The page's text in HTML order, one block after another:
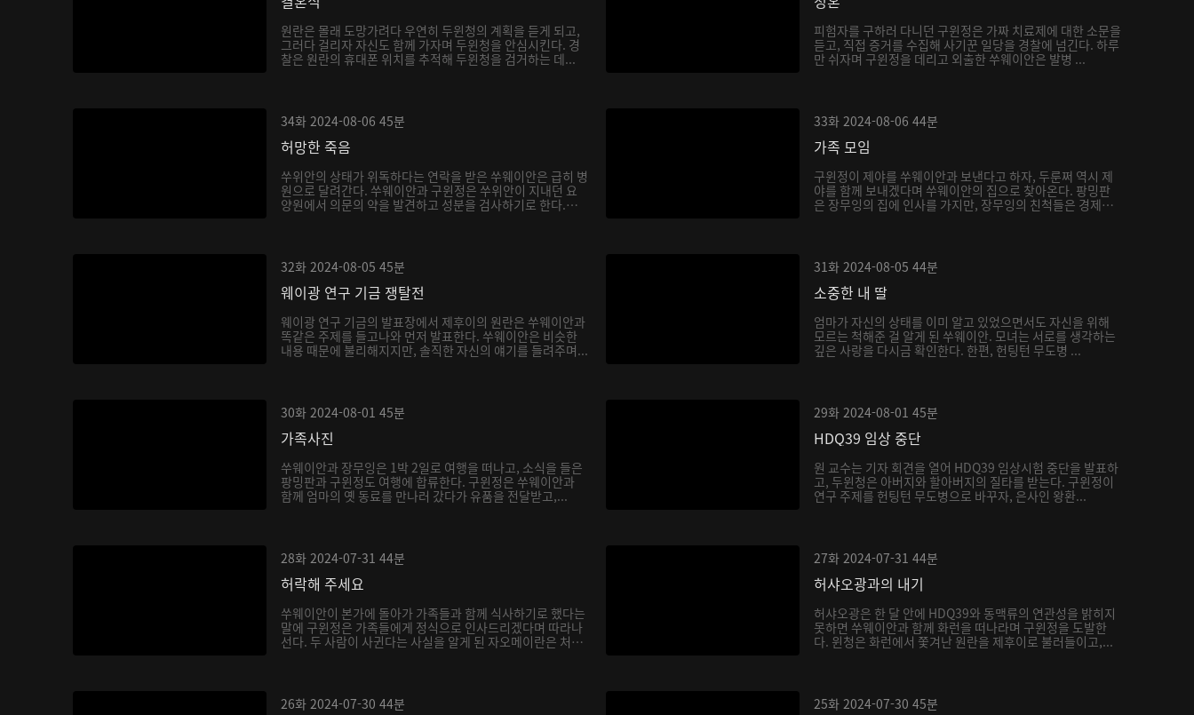
원란은 몰래 도망가려다 우연히 두윈청의 계획을 듣게 되고,
그러다 걸리자 자신도 함께 가자며 두윈청을 안심시킨다. 경
찰은 원란의 휴대폰 위치를 추적해 두윈청을 검거하는 데...
피험자를 구하러 다니던 구윈정은 가짜 치료제에 대한 소문을
듣고, 직접 증거를 수집해 사기꾼 일당을 경찰에 넘긴다. 하루
만 쉬자며 구윈정을 데리고 외출한 쑤웨이안은 발병 ...
34화 2024-08-06 45분
허망한 죽음
쑤위안의 상태가 위독하다는 연락을 받은 쑤웨이안은 급히 병
원으로 달려간다. 쑤웨이안과 구윈정은 쑤위안이 지내던 요
양원에서 의문의 약을 발견하고 성분을 검사하기로 한다.
33화 2024-08-06 44분
가족 모임
구윈정이 제야를 쑤웨이안과 보낸다고 하자, 두룬쩌 역시 제
야를 함께 보내겠다며 쑤웨이안의 집으로 찾아온다. 팡밍판
은 장무잉의 집에 인사를 가지만, 장무잉의 친척들은 경제
32화 2024-08-05 45분
웨이광 연구 기금 쟁탈전
웨이광 연구 기금의 발표장에서 제후이의 원란은 쑤웨이안과
똑같은 주제를 들고나와 먼저 발표한다. 쑤웨이안은 비슷한
내용 때문에 불리해지지만, 솔직한 자신의 얘기를 들려주며...
31화 2024-08-05 44분
소중한 내 딸
엄마가 자신의 상태를 이미 알고 있었으면서도 자신을 위해
모르는 척해준 걸 알게 된 쑤웨이안. 모녀는 서로를 생각하는
깊은 사랑을 다시금 확인한다. 한편, 헌팅턴 무도병 ...
30화 2024-08-01 45분
가족사진
쑤웨이안과 장무잉은 1박 2일로 여행을 떠나고, 소식을 들은
팡밍판과 구윈정도 여행에 합류한다. 구윈정은 쑤웨이안과
함께 엄마의 옛 동료를 만나러 갔다가 유품을 전달받고,...
29화 2024-08-01 45분
HDQ39 임상 중단
원 교수는 기자 회견을 열어 HDQ39 임상시험 중단을 발표하
고, 두윈청은 아버지와 할아버지의 질타를 받는다. 구윈정이
연구 주제를 헌팅턴 무도병으로 바꾸자, 은사인 왕환...
28화 2024-07-31 44분
허락해 주세요
쑤웨이안이 본가에 돌아가 가족들과 함께 식사하기로 했다는
말에 구윈정은 가족들에게 정식으로 인사드리겠다며 따라나
선다. 두 사람이 사귄다는 사실을 알게 된 자오메이란은 처
27화 2024-07-31 44분
허샤오광과의 내기
허샤오광은 한 달 안에 HDQ39와 동맥류의 연관성을 밝히지
못하면 쑤웨이안과 함께 화런을 떠나라며 구윈정을 도발한
다. 윈청은 화런에서 쫓겨난 원란을 제후이로 불러들이고,...
26화 2024-07-30 44분 25화 2024-07-30 45분